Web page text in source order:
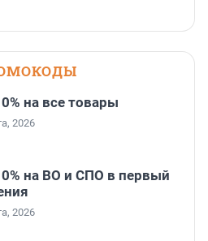
на все товары
2026
на ВО и СПО в первый
2026